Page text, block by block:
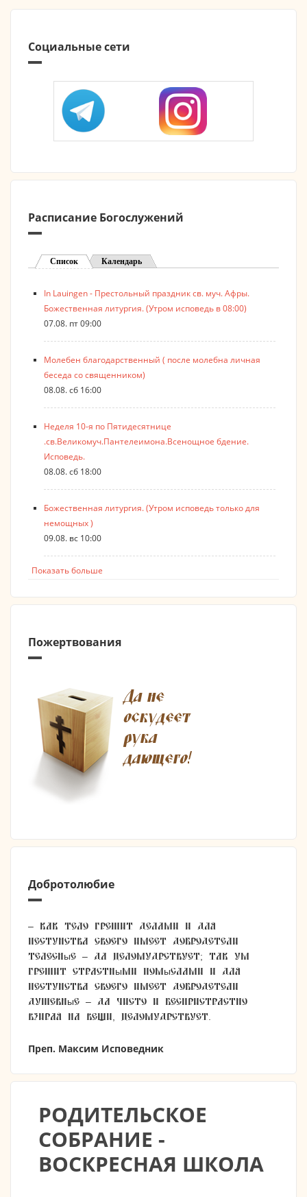
Социальные сети
Расписание Богослужений
Список (активная вкладка)
Календарь
In Lauingen - Престольный праздник св. муч. Афры.
Божественная литургия. (Утром исповедь в 08:00)
07.08. пт 09:00
Молебен благодарственный ( после молебна личная
беседа со священником)
08.08. сб 16:00
Неделя 10-я по Пятидесятнице
.св.Великомуч.Пантелеимона.Всенощное бдение.
Исповедь.
08.08. сб 18:00
Божественная литургия. (Утром исповедь только для
немощных )
09.08. вс 10:00
Показать больше
Пожертвования
Добротолюбие
– Как тело грешит делами и для
пестунства своего имеет добродетели
телесные – да целомудрствует; так ум
грешит страстными помыслами и для
пестунства своего имеет добродетели
душевные – да чисто и беспристрастно
взирая на вещи, целомудрствует.
Преп. Максим Исповедник
РОДИТЕЛЬСКОЕ
СОБРАНИЕ -
ВОСКРЕСНАЯ ШКОЛА